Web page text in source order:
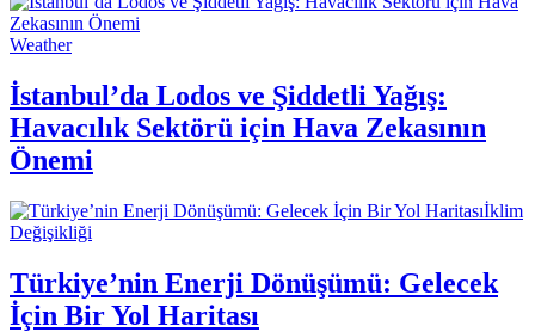
Weather
İstanbul’da Lodos ve Şiddetli Yağış:
Havacılık Sektörü için Hava Zekasının
Önemi
İklim
Değişikliği
Türkiye’nin Enerji Dönüşümü: Gelecek
İçin Bir Yol Haritası